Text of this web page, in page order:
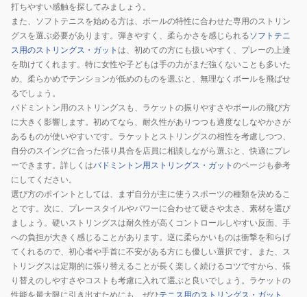
打ちやすい感触を探してみましょう。
また、ソフトテニスを始める方は、ボールの特性に合わせた専用のストリン
グスを選ぶ必要があります。弾きやすく、柔らかさを感じられるソフトテニ
ス用のストリングス・ガット は、初めての方にも扱いやすく、プレーの上達
を助けてくれます。特に女性や子どもは手の力がまだ強くないことも多いた
め、柔らかめでテンションが低めのものを選ぶと、無理なくボールを飛ばせ
るでしょう。
バドミントン用のストリングスも、ラケットの振りやすさやボールの飛び方
に大きく影響します。初めてなら、耐久性がありつつも適度なしなやかさが
あるものが使いやすいです。ラケットとストリングスの相性を考慮しつつ、
自分のスイングに合った張り具合を店員に相談しながら選ぶと、快適にプレ
ーできます。詳しくはバドミントン用ストリングス・ガット のページも参考
にしてください。
選び方のポイントとしては、まず自分が主に使うスポーツの種類を決めるこ
とです。次に、プレースタイルやパワーに合わせて硬さや太さ、素材を選び
ましょう。硬いストリングスは耐久性が高くコントロールしやすい反面、手
への負担が大きく感じることがあります。逆に柔らかいものは衝撃を和らげ
てくれるので、初心者や手首に不安がある方にも優しい選択です。また、ス
トリングスは定期的に張り替えることが長く楽しく続けるコツですから、張
り替えのしやすさやコストも考慮に入れて選ぶと良いでしょう。ラケットの
性能を最大限に引き出すためにも、ぜひテニス用のストリングス・ガット